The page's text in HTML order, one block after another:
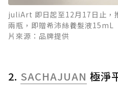
juliArt 即日起至12月17日止，
兩瓶，即贈希沛絲養髮液15mL
片來源：品牌提供
2. SACHAJUAN 極淨